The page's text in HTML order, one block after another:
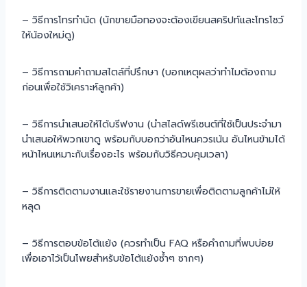
– วิธีการโทรทำนัด (นักขายมือทองจะต้องเขียนสคริปท์และโทรโชว์
ให้น้องใหม่ดู)
– วิธีการถามคำถามสไตล์ที่ปรึกษา (บอกเหตุผลว่าทำไมต้องถาม
ก่อนเพื่อใช้วิเคราะห์ลูกค้า)
– วิธีการนำเสนอให้ได้บรีฟงาน (นำสไลด์พรีเซนต์ที่ใช้เป็นประจำมา
นำเสนอให้พวกเขาดู พร้อมกับบอกว่าอันไหนควรเน้น อันไหนข้ามได้
หน้าไหนเหมาะกับเรื่องอะไร พร้อมกับวิธีควบคุมเวลา)
– วิธีการติดตามงานและใช้รายงานการขายเพื่อติดตามลูกค้าไม่ให้
หลุด
– วิธีการตอบข้อโต้แย้ง (ควรทำเป็น FAQ หรือคำถามที่พบบ่อย
เพื่อเอาไว้เป็นโพยสำหรับข้อโต้แย้งซ้ำๆ ซากๆ)